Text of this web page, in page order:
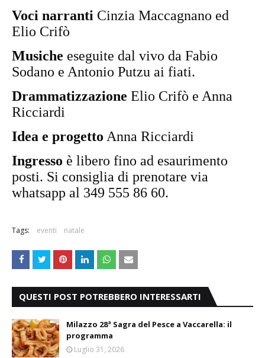
Voci narranti Cinzia Maccagnano ed
Elio Crifò
Musiche eseguite dal vivo da Fabio
Sodano e Antonio Putzu ai fiati.
Drammatizzazione Elio Crifò e Anna
Ricciardi
Idea e progetto Anna Ricciardi
Ingresso è libero fino ad esaurimento
posti. Si consiglia di prenotare via
whatsapp al 349 555 86 60.
Tags: eventi natale
QUESTI POST POTREBBERO INTERESSARTI
Milazzo 28ª Sagra del Pesce a Vaccarella: il
programma
Luglio 31, 2026